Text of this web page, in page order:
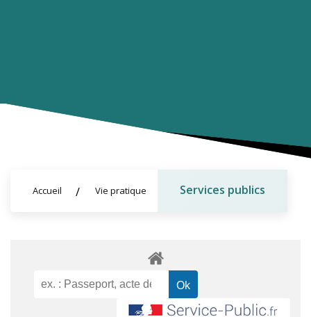
Accueil Vie pratique Services publics